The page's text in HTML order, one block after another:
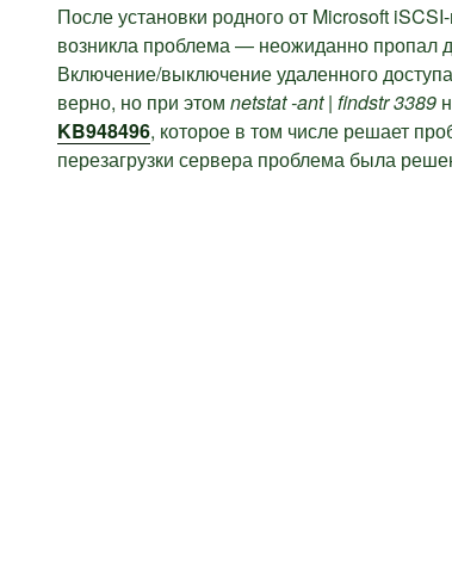
После установки родного от Microsoft
возникла проблема — неожиданно пропал
Включение/выключение удаленного
верно, но при этом netstat -ant | findstr 3389
KB948496, которое в том числе решает
перезагрузки сервера проблема была